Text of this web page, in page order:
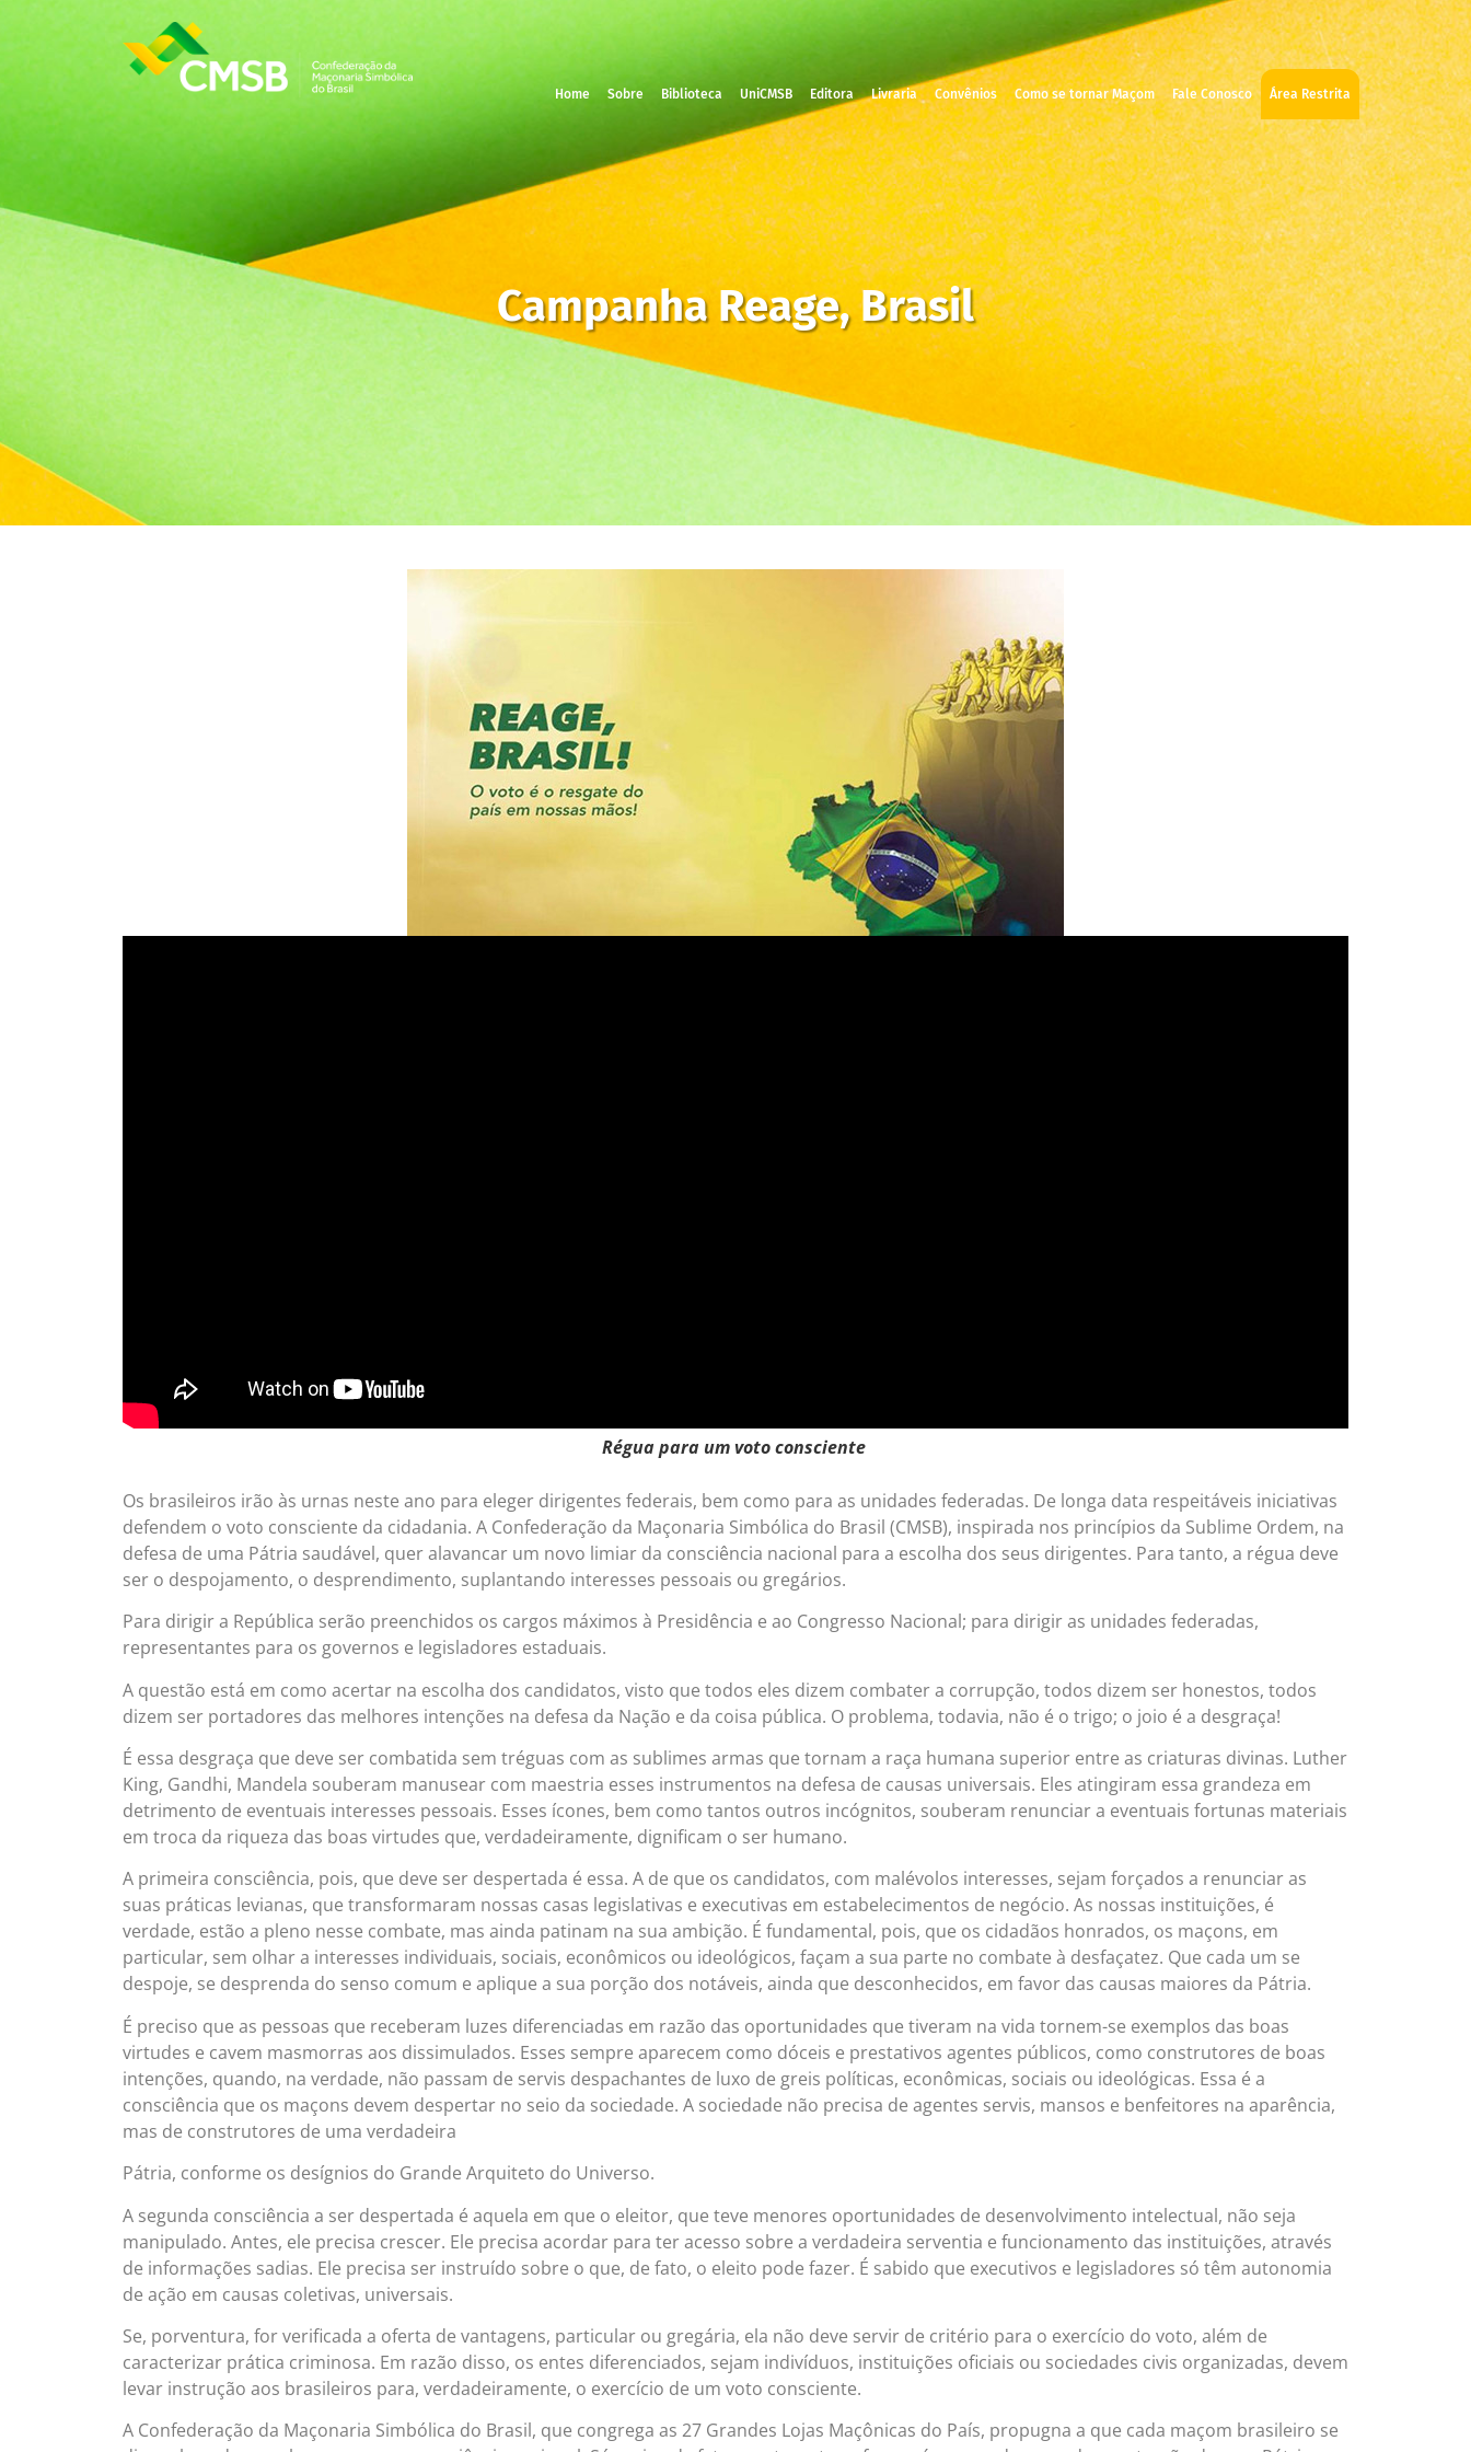
Home Sobre Biblioteca UniCMSB Editora Livraria Convênios Como se tornar Maçom Fale Conosco Área Restrita
Campanha Reage, Brasil
Régua para um voto consciente
Os brasileiros irão às urnas neste ano para eleger dirigentes federais, bem como para as unidades federadas. De longa data respeitáveis iniciativas
defendem o voto consciente da cidadania. A Confederação da Maçonaria Simbólica do Brasil (CMSB), inspirada nos princípios da Sublime Ordem, na
defesa de uma Pátria saudável, quer alavancar um novo limiar da consciência nacional para a escolha dos seus dirigentes. Para tanto, a régua deve
ser o despojamento, o desprendimento, suplantando interesses pessoais ou gregários.
Para dirigir a República serão preenchidos os cargos máximos à Presidência e ao Congresso Nacional; para dirigir as unidades federadas,
representantes para os governos e legisladores estaduais.
A questão está em como acertar na escolha dos candidatos, visto que todos eles dizem combater a corrupção, todos dizem ser honestos, todos
dizem ser portadores das melhores intenções na defesa da Nação e da coisa pública. O problema, todavia, não é o trigo; o joio é a desgraça!
É essa desgraça que deve ser combatida sem tréguas com as sublimes armas que tornam a raça humana superior entre as criaturas divinas. Luther
King, Gandhi, Mandela souberam manusear com maestria esses instrumentos na defesa de causas universais. Eles atingiram essa grandeza em
detrimento de eventuais interesses pessoais. Esses ícones, bem como tantos outros incógnitos, souberam renunciar a eventuais fortunas materiais
em troca da riqueza das boas virtudes que, verdadeiramente, dignificam o ser humano.
A primeira consciência, pois, que deve ser despertada é essa. A de que os candidatos, com malévolos interesses, sejam forçados a renunciar as
suas práticas levianas, que transformaram nossas casas legislativas e executivas em estabelecimentos de negócio. As nossas instituições, é
verdade, estão a pleno nesse combate, mas ainda patinam na sua ambição. É fundamental, pois, que os cidadãos honrados, os maçons, em
particular, sem olhar a interesses individuais, sociais, econômicos ou ideológicos, façam a sua parte no combate à desfaçatez. Que cada um se
despoje, se desprenda do senso comum e aplique a sua porção dos notáveis, ainda que desconhecidos, em favor das causas maiores da Pátria.
É preciso que as pessoas que receberam luzes diferenciadas em razão das oportunidades que tiveram na vida tornem-se exemplos das boas
virtudes e cavem masmorras aos dissimulados. Esses sempre aparecem como dóceis e prestativos agentes públicos, como construtores de boas
intenções, quando, na verdade, não passam de servis despachantes de luxo de greis políticas, econômicas, sociais ou ideológicas. Essa é a
consciência que os maçons devem despertar no seio da sociedade. A sociedade não precisa de agentes servis, mansos e benfeitores na aparência,
mas de construtores de uma verdadeira
Pátria, conforme os desígnios do Grande Arquiteto do Universo.
A segunda consciência a ser despertada é aquela em que o eleitor, que teve menores oportunidades de desenvolvimento intelectual, não seja
manipulado. Antes, ele precisa crescer. Ele precisa acordar para ter acesso sobre a verdadeira serventia e funcionamento das instituições, através
de informações sadias. Ele precisa ser instruído sobre o que, de fato, o eleito pode fazer. É sabido que executivos e legisladores só têm autonomia
de ação em causas coletivas, universais.
Se, porventura, for verificada a oferta de vantagens, particular ou gregária, ela não deve servir de critério para o exercício do voto, além de
caracterizar prática criminosa. Em razão disso, os entes diferenciados, sejam indivíduos, instituições oficiais ou sociedades civis organizadas, devem
levar instrução aos brasileiros para, verdadeiramente, o exercício de um voto consciente.
A Confederação da Maçonaria Simbólica do Brasil, que congrega as 27 Grandes Lojas Maçônicas do País, propugna a que cada maçom brasileiro se